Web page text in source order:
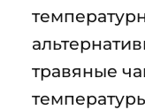
травяные